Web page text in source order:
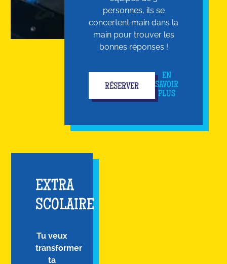
personnes, ils se
concertent main dans la
main pour trouver les
bonnes réponses !
RÉSERVER
EN
SAVOIR
PLUS
EXTRA
SCOLAIRE
Tu veux
transformer
ta